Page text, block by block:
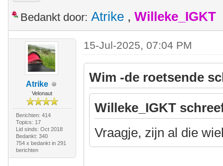
Bedankt door: Atrike , Willeke_IGKT
Atrike
Velonaut
Berichten: 414
Topics: 17
Lid sinds: Oct 2018
Bedankt: 340
754 x bedankt in 291
berichten
15-Jul-2025, 07:04 PM
Wim -de roetsende
Willeke_IGKT
Vraagje, zijn al die